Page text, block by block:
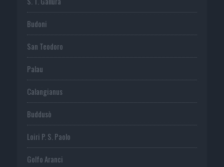
Budoni
San Teodoro
Palau
Calangianus
Buddusò
Loiri P. S. Paolo
Golfo Aranci